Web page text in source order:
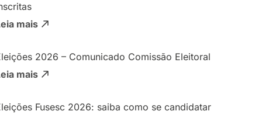
mais
2026 – Comunicado Comissão Eleitoral
mais
Fusesc 2026: saiba como se candidatar